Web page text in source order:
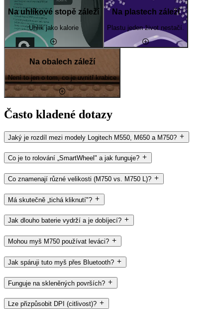
Na uhlíkové stopě záleží
Uhlík jako kalorie
Na plastech záleží
Plastu jeden život nestačí.
Na obalech záleží
Není to jen o tom, co je uvnitř krabice
Často kladené dotazy
Jaký je rozdíl mezi modely Logitech M550, M650 a M750?
Co je to rolování „SmartWheel" a jak funguje?
Co znamenají různé velikosti (M750 vs. M750 L)?
Má skutečně „tichá kliknutí"?
Jak dlouho baterie vydrží a je dobíjecí?
Mohou myš M750 používat leváci?
Jak spáruji tuto myš přes Bluetooth?
Funguje na skleněných površích?
Lze přizpůsobit DPI (citlivost)?